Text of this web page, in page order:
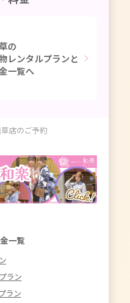
の
レンタルプランと
一覧へ
店のご予約
一覧
ラン
ラン